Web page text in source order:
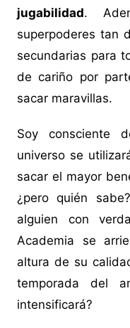
jugabilidad.
superpoderes tan
secundarias para
de cariño por
sacar maravillas.
Soy consciente
universo se
sacar el mayor
¿pero quién
alguien con
Academia se
altura de su
temporada del
intensificará?